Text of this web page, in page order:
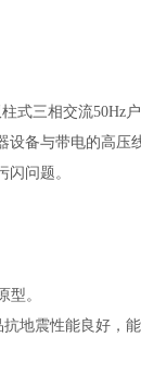
式三相交流50Hz
备与带电的高
问题。
型。
地震性能良好，